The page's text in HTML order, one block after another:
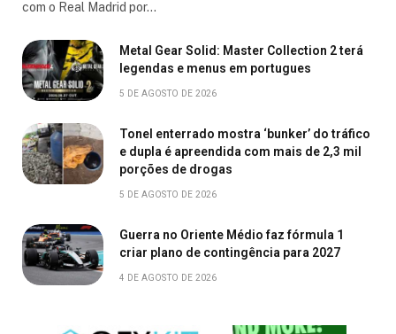
com o Real Madrid por…
Metal Gear Solid: Master Collection 2 terá
legendas e menus em portugues
5 DE AGOSTO DE 2026
Tonel enterrado mostra ‘bunker’ do tráfico
e dupla é apreendida com mais de 2,3 mil
porções de drogas
5 DE AGOSTO DE 2026
Guerra no Oriente Médio faz fórmula 1
criar plano de contingência para 2027
4 DE AGOSTO DE 2026